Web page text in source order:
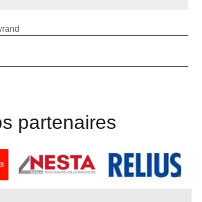
partenaires